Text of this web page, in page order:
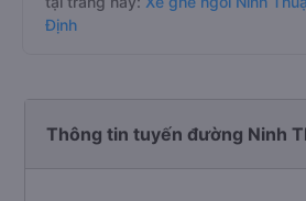
Trả lời: Hiện tại có 1 hãng xe khai
trên tuyến đường này là xe Trọng